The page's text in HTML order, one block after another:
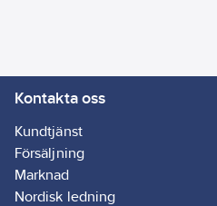
- Mycket effektiv även
på tuffa smutsfläckar
som asfalt och tjära
Artikelnr:
Lev. artikelnr: 572650
Kontakta oss
Kundtjänst
Försäljning
Marknad
Nordisk ledning